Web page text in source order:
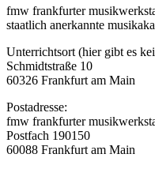
fmw frankfurter
staatlich anerkannte
Unterrichtsort (hier gibt es
Schmidtstraße 10
60326 Frankfurt am Main
Postadresse:
fmw frankfurter
Postfach 190150
60088 Frankfurt am Main